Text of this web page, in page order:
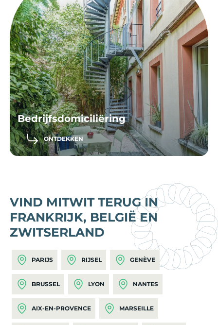
Bedrijfsdomiciliëring
ONTDEKKEN
VIND MITWIT TERUG IN
FRANKRIJK, BELGIË EN
ZWITSERLAND
PARIJS RIJSEL GENÈVE
BRUSSEL LYON NANTES
AIX-EN-PROVENCE MARSEILLE